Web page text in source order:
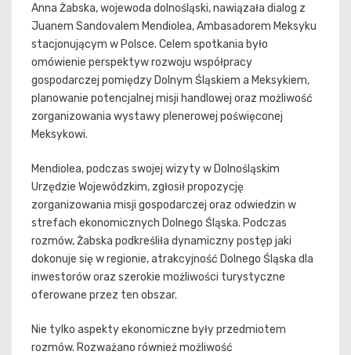
Anna Żabska, wojewoda dolnośląski, nawiązała dialog z
Juanem Sandovalem Mendiolea, Ambasadorem Meksyku
stacjonującym w Polsce. Celem spotkania było
omówienie perspektyw rozwoju współpracy
gospodarczej pomiędzy Dolnym Śląskiem a Meksykiem,
planowanie potencjalnej misji handlowej oraz możliwość
zorganizowania wystawy plenerowej poświęconej
Meksykowi.
Mendiolea, podczas swojej wizyty w Dolnośląskim
Urzędzie Wojewódzkim, zgłosił propozycję
zorganizowania misji gospodarczej oraz odwiedzin w
strefach ekonomicznych Dolnego Śląska. Podczas
rozmów, Żabska podkreśliła dynamiczny postęp jaki
dokonuje się w regionie, atrakcyjność Dolnego Śląska dla
inwestorów oraz szerokie możliwości turystyczne
oferowane przez ten obszar.
Nie tylko aspekty ekonomiczne były przedmiotem
rozmów. Rozważano również możliwość